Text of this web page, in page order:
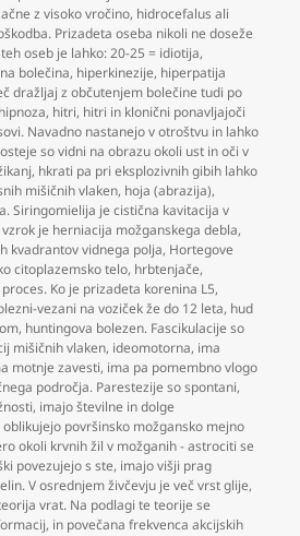
z visoko vročino, hidrocefalus ali
Prizadeta oseba nikoli ne doseže
oseb je lahko: 20-25 = idiotija,
bolečina, hiperkinezije, hiperpatija
dražljaj z občutenjem bolečine tudi po
hipnoza, hitri, hitri in klonični ponavljajoči
Navadno nastanejo v otroštvu in lahko
so vidni na obrazu okoli ust in oči v
, hkrati pa pri eksplozivnih gibih lahko
mišičnih vlaken, hoja (abrazija),
Siringomielija je cistična kavitacija v
je herniacija možganskega debla,
kvadrantov vidnega polja, Hortegove
citoplazemsko telo, hrbtenjače,
Ko je prizadeta korenina L5,
vezani na voziček že do 12 leta, hud
, huntingova bolezen. Fascikulacije so
mišičnih vlaken, ideomotorna, ima
motnje zavesti, ima pa pomembno vlogo
področja. Parestezije so spontani,
, imajo številne in dolge
površinsko možgansko mejno
okoli krvnih žil v možganih - astrociti se
povezujejo s ste, imajo višji prag
V osrednjem živčevju je več vrst glije,
vrat. Na podlagi te teorije se
, in povečana frekvenca akcijskih